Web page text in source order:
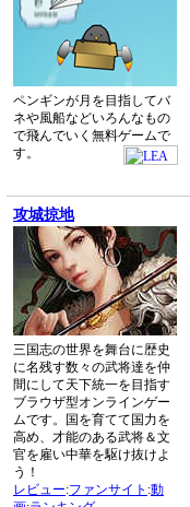
ペンギンが月を目指してバ
ネや風船などいろんなもの
で飛んでいく無料ゲームで
す。
攻城掠地
三国志の世界を舞台に歴史
に名残す数々の武将達を仲
間にして天下統一を目指す
ブラウザ型オンラインゲー
ムです。国を育てて国力を
高め、才能のある武将＆文
官を雇い中華を駆け抜けよ
う！
レビュー:ファンサイト :動